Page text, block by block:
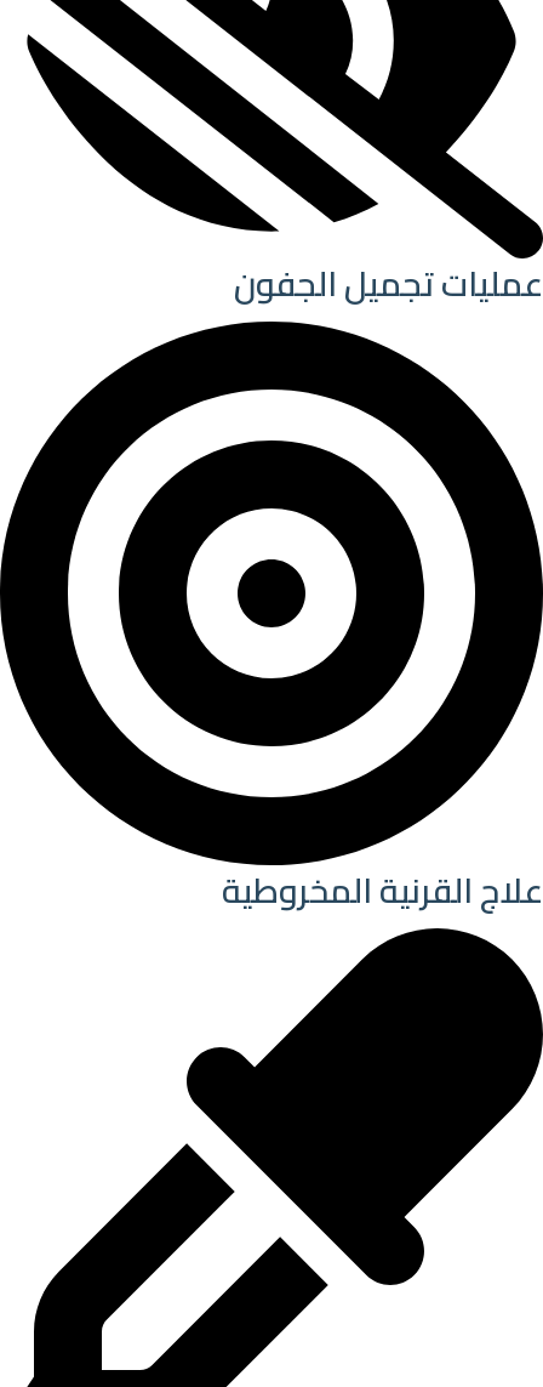
عمليات تجميل الجفون
علاج القرنية المخروطية